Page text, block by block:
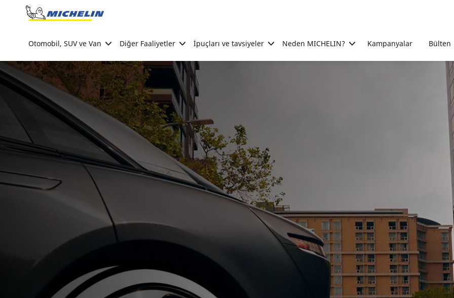
Go to page content
Otomobil, SUV ve Van Diğer Faaliyetler İpuçları ve tavsiyeler Neden MICHELIN? Kampanyalar Bülten